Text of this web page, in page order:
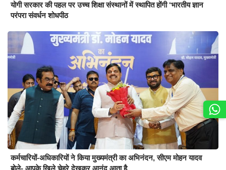
योगी सरकार की पहल पर उच्च शिक्षा संस्थानों में स्थापित होंगी ‘भारतीय ज्ञान
परंपरा संवर्धन शोधपीठ
कर्मचारियों-अधिकारियों ने किया मुख्यमंत्री का अभिनंदन, सीएम मोहन यादव
बोले- आपके खिले चेहरे देखकर आनंद आता है